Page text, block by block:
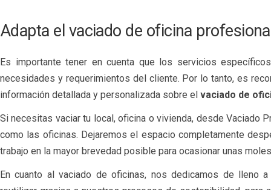
Adapta el vaciado de oficina
Es importante tener en cuenta que los servicios
necesidades y requerimientos del cliente. Por lo tanto, es
información detallada y personalizada sobre el vaciado de
Si necesitas vaciar tu local, oficina o vivienda, desde Vaciado
como las oficinas. Dejaremos el espacio completamente
trabajo en la mayor brevedad posible para ocasionar unas
En cuanto al vaciado de oficinas, nos dedicamos de lleno